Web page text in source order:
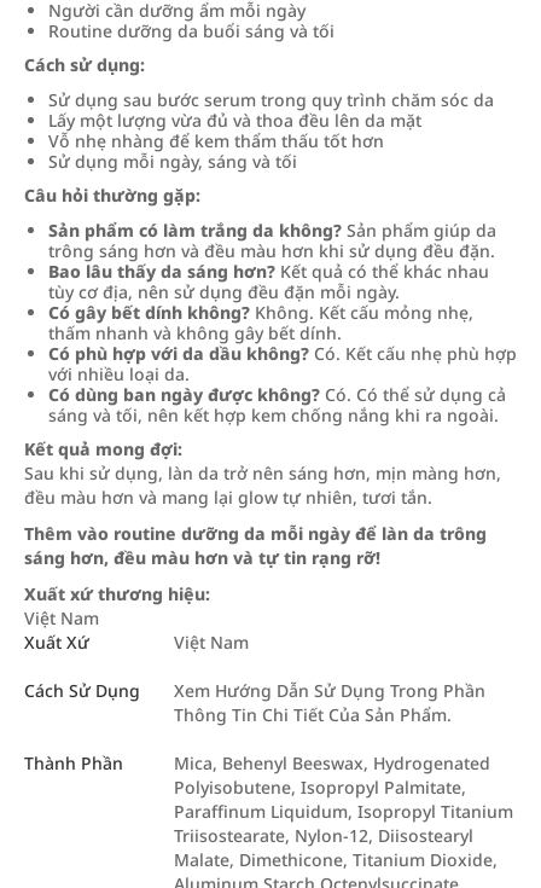
Người cần dưỡng ẩm mỗi ngày
Routine dưỡng da buổi sáng và tối
Cách sử dụng:
Sử dụng sau bước serum trong quy trình chăm sóc da
Lấy một lượng vừa đủ và thoa đều lên da mặt
Vỗ nhẹ nhàng để kem thẩm thấu tốt hơn
Sử dụng mỗi ngày, sáng và tối
Câu hỏi thường gặp:
Sản phẩm có làm trắng da không? Sản phẩm giúp da
trông sáng hơn và đều màu hơn khi sử dụng đều đặn.
Bao lâu thấy da sáng hơn? Kết quả có thể khác nhau
tùy cơ địa, nên sử dụng đều đặn mỗi ngày.
Có gây bết dính không? Không. Kết cấu mỏng nhẹ,
thấm nhanh và không gây bết dính.
Có phù hợp với da dầu không? Có. Kết cấu nhẹ phù hợp
với nhiều loại da.
Có dùng ban ngày được không? Có. Có thể sử dụng cả
sáng và tối, nên kết hợp kem chống nắng khi ra ngoài.
Kết quả mong đợi:
Sau khi sử dụng, làn da trở nên sáng hơn, mịn màng hơn,
đều màu hơn và mang lại glow tự nhiên, tươi tắn.
Thêm vào routine dưỡng da mỗi ngày để làn da trông
sáng hơn, đều màu hơn và tự tin rạng rỡ!
Xuất xứ thương hiệu:
Việt Nam
Xuất Xứ
Việt Nam
Cách Sử Dụng
Xem Hướng Dẫn Sử Dụng Trong Phần
Thông Tin Chi Tiết Của Sản Phẩm.
Thành Phần
Mica, Behenyl Beeswax, Hydrogenated
Polyisobutene, Isopropyl Palmitate,
Paraffinum Liquidum, Isopropyl Titanium
Triisostearate, Nylon-12, Diisostearyl
Malate, Dimethicone, Titanium Dioxide,